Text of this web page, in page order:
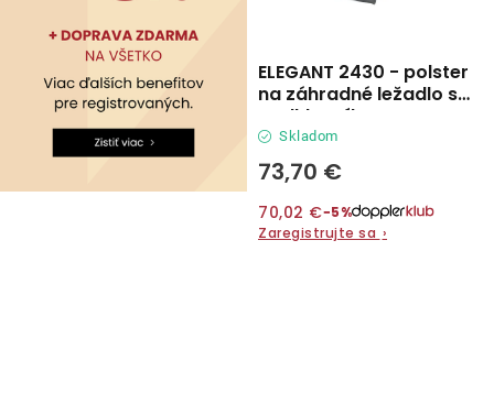
ELEGANT 2430 - polster
na záhradné ležadlo s
podhlavníkom
Skladom
73,70 €
70,02 €−5%
Zaregistrujte sa ›